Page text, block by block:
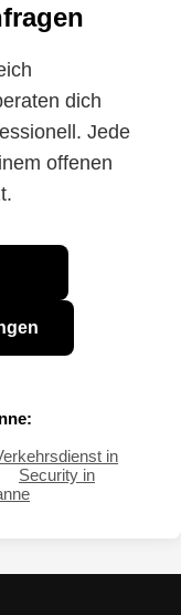
dich
Jede
offenen
in
Security in